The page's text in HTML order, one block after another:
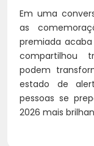
Em uma
as
premiada acaba
compartilhou
podem
estado de
pessoas se
2026 mais